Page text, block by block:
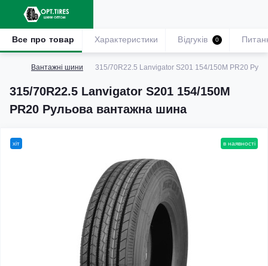
Вантажні шини 315/70R22.5 Lanvigator S201 154/150M PR20
315/70R22.5 Lanvigator S201 154/150M
PR20 Рульова вантажна шина
Все про товар Характеристики Відгуків 0
хіт в наявності